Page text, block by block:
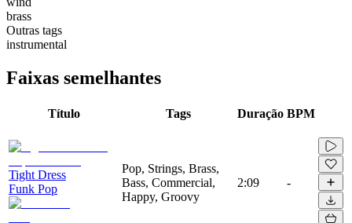
brass
Outras tags
instrumental
Faixas semelhantes
Título Tags Duração BPM
Tight Dress
Funk Pop
Pop, Strings, Brass,
Bass, Commercial,
Happy, Groovy
2:09 -